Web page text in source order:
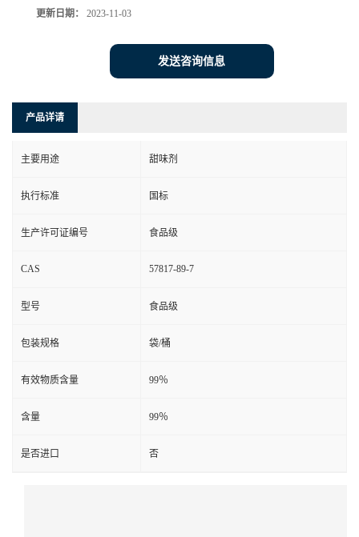
更新日期： 2023-11-03
发送咨询信息
产品详请
主要用途 甜味剂
执行标准 国标
生产许可证编号 食品级
CAS 57817-89-7
型号 食品级
包装规格 袋/桶
有效物质含量 99％
含量 99％
是否进口 否